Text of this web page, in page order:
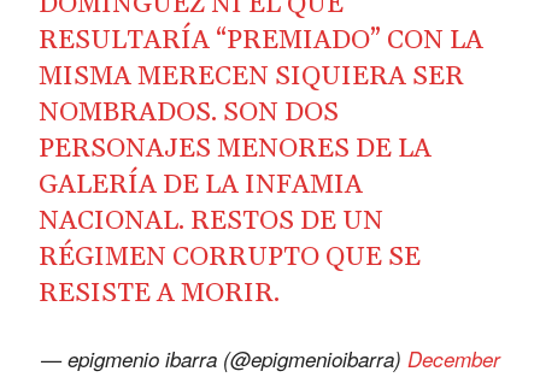
RESULTARÍA “PREMIADO” CON LA
MISMA MERECEN SIQUIERA SER
NOMBRADOS. SON DOS
PERSONAJES MENORES DE LA
GALERÍA DE LA INFAMIA
NACIONAL. RESTOS DE UN
RÉGIMEN CORRUPTO QUE SE
RESISTE A MORIR.
— epigmenio ibarra (@epigmenioibarra) December